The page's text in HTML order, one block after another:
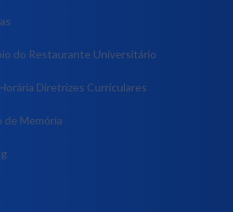
do Restaurante Universitário
Diretrizes Curriculares
de Memória